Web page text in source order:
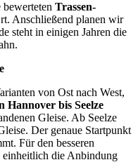
Trassen-
Anschließend planen wir
steht in einigen Jahren die
von Ost nach West,
Hannover bis Seelze
Gleise. Ab Seelze
Der genaue Startpunkt
Für den besseren
einheitlich die Anbindung